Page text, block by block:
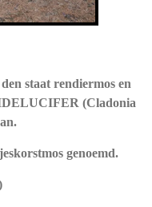
staat rendiermos en
(Cladonia
genoemd.